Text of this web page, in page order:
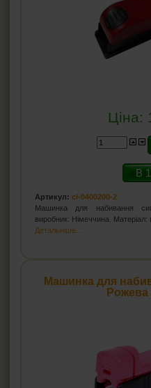
Ціна:
В 1
Артикул: cl-0400200-2
Машинка для набивання
виробник: Німеччина. Матеріал:
Детальніше...
Машинка для
Рожева